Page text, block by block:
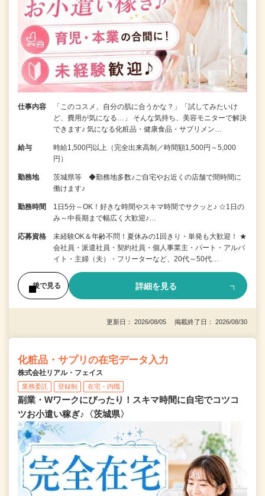
仕事内容
「このコスメ、自分の肌に合うかな？」「試してみたいけ
ど、費用が気になる…」 そんな気持ち、美容モニターで解決
できます♪ 気になる化粧品・健康食品・サプリメン…
給与
時給1,500円以上（完全出来高制／時間額1,500円～5,000
円）
勤務地
茨城県等 ◆勤務地多数♪ご自宅やお近くの店舗で間時間に
働けます♪
勤務時間
1日5分～OK！好きな時間やスキマ時間でサクッと♪ ☆1日の
み～中長期まで幅広く大歓迎♪…
応募資格
未経験OK＆年齢不問！夏休みの1回きり・単発も大歓迎！ ★
会社員・派遣社員・契約社員・個人事業主・パート・アルバ
イト・主婦（夫）・フリーターなど、20代～50代…
後で見る 詳細を見る
更新日： 2026/08/05 掲載終了日： 2026/08/30
化粧品・サプリの在宅データ入力
株式会社リアル・フェイス
業務委託 登録制 在宅・内職
副業・Wワークにぴったり！スキマ時間に自宅でコツコ
ツお小遣い稼ぎ♪〈茨城県〉